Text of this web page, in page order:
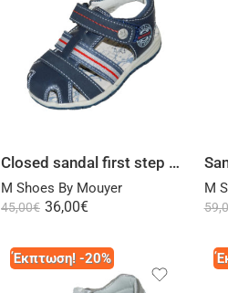
Select options
Closed sandal first step blue
M Shoes By Mouyer
45,00€ 36,00€
M
Έκπτωση! -20%